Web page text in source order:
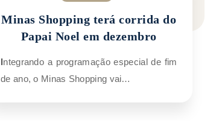
Minas Shopping terá corrida do
Papai Noel em dezembro
Integrando a programação especial de fim
de ano, o Minas Shopping vai…